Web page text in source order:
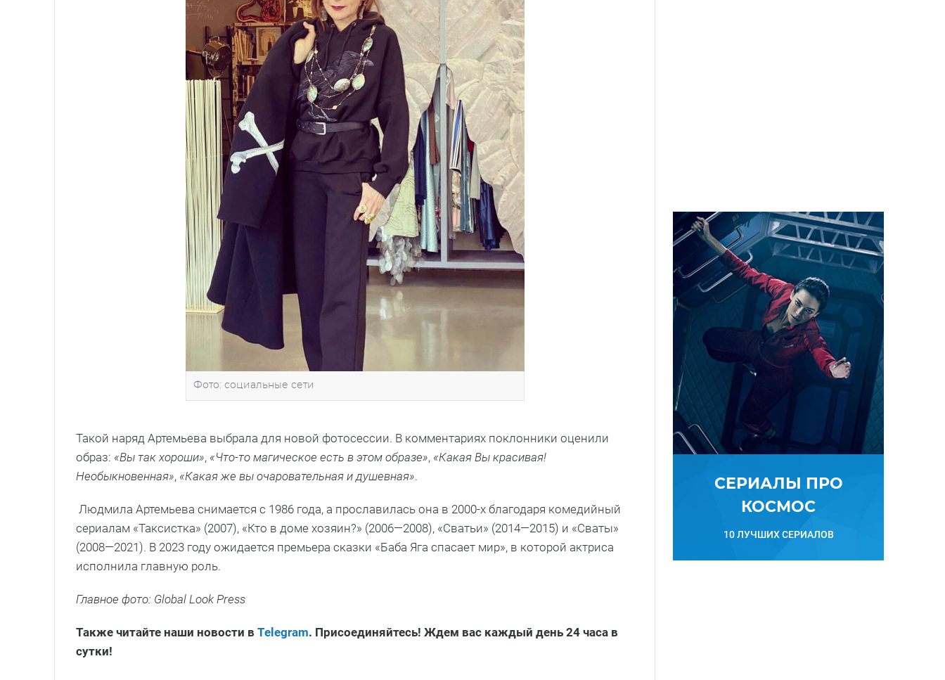
Фото: социальные сети
Такой наряд Артемьева выбрала для новой фотосессии. В комментариях поклонники оценили
образ: «Вы так хороши», «Что-то магическое есть в этом образе», «Какая Вы красивая!
Необыкновенная», «Какая же вы очаровательная и душевная».
Людмила Артемьева снимается с 1986 года, а прославилась она в 2000-х благодаря комедийный
сериалам «Таксистка» (2007), «Кто в доме хозяин?» (2006—2008), «Сватьи» (2014—2015) и «Сваты»
(2008—2021). В 2023 году ожидается премьера сказки «Баба Яга спасает мир», в которой актриса
исполнила главную роль.
Главное фото: Global Look Press
Также читайте наши новости в Telegram. Присоединяйтесь! Ждем вас каждый день 24 часа в
сутки!
СЕРИАЛЫ ПРО
КОСМОС
10 ЛУЧШИХ СЕРИАЛОВ